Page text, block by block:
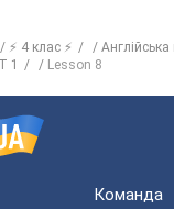
⚡ 4 клас ⚡
1 Lesson 8
Команда